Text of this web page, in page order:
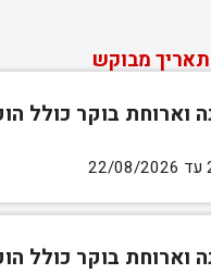
מבוקש
וארוחת בוקר כולל
וארוחת בוקר כולל